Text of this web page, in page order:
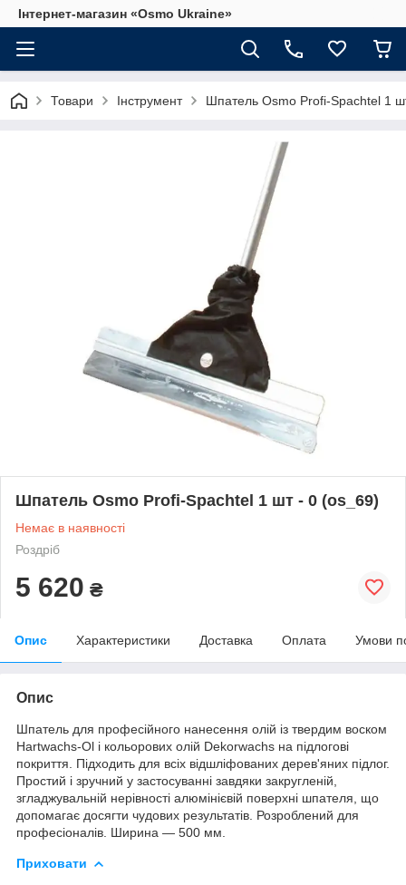
Інтернет-магазин «Osmo Ukraine»
Товари Інструмент Шпатель Osmo Profi-Spachtel 1
Шпатель Osmo Profi-Spachtel 1 шт - 0 (os_69)
Немає в наявності
Роздріб
5 620 ₴
Опис Характеристики Доставка Оплата Умови
Опис
Шпатель для професійного нанесення олій із твердим воском
Hartwachs-Ol і кольорових олій Dekorwachs на підлогові
покриття. Підходить для всіх відшліфованих дерев'яних підлог.
Простий і зручний у застосуванні завдяки закругленій,
згладжувальній нерівності алюмінієвій поверхні шпателя, що
допомагає досягти чудових результатів. Розроблений для
професіоналів. Ширина — 500 мм.
Приховати